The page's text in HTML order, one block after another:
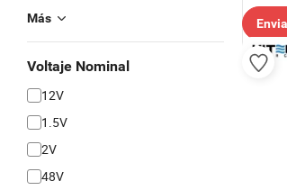
Más
Voltaje Nominal
12V
1.5V
2V
48V